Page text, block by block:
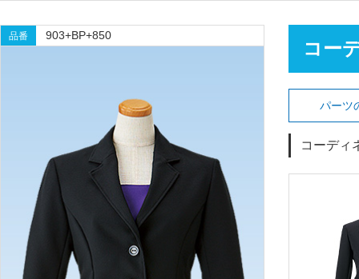
品番 903+BP+850
コー
パーツ
コーディ